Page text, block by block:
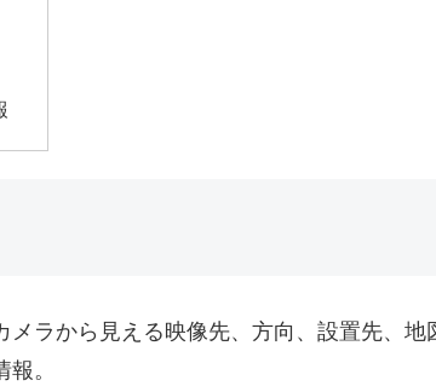
ラから見える映像先、方向、設置先、地
。